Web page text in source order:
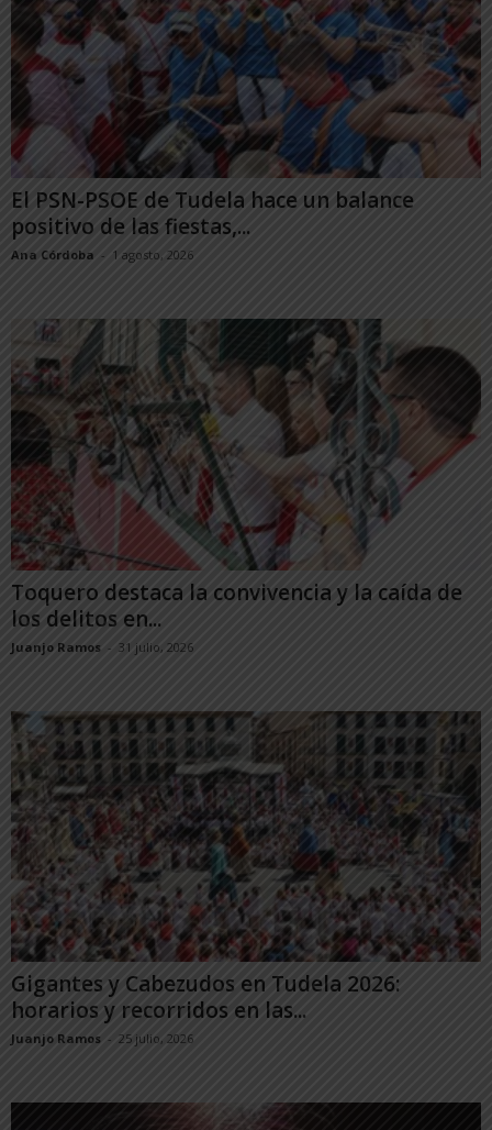
El PSN-PSOE de Tudela hace un balance
positivo de las fiestas,...
Ana Córdoba - 1 agosto, 2026
Toquero destaca la convivencia y la caída de
los delitos en...
Juanjo Ramos - 31 julio, 2026
Gigantes y Cabezudos en Tudela 2026:
horarios y recorridos en las...
Juanjo Ramos - 25 julio, 2026